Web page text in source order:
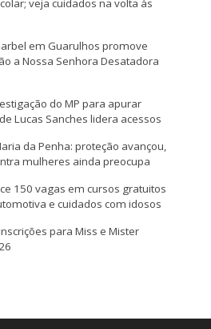
veja cuidados na volta às
em Guarulhos promove
a Nossa Senhora Desatadora
do MP para apurar
Lucas Sanches lidera acessos
da Penha: proteção avançou,
mulheres ainda preocupa
150 vagas em cursos gratuitos
e cuidados com idosos
para Miss e Mister